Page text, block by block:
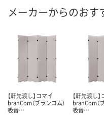
メーカーからのおす
【軒先渡し】コマイ
branCom（ブランコム）
吸音…
【軒先渡し
branCom（
吸音…